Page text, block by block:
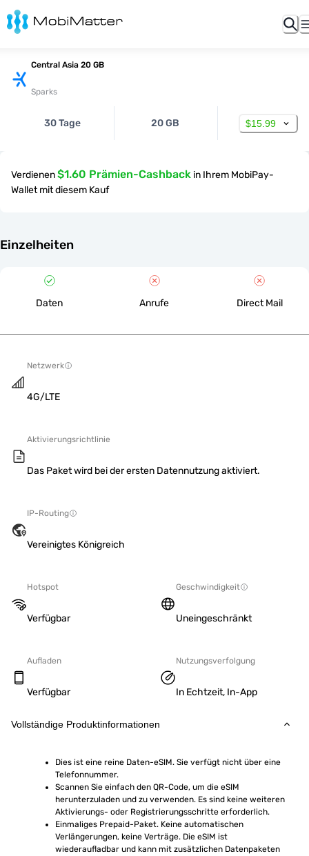
Central Asia 20 GB
Sparks
30 Tage 20 GB $15.99
Verdienen$1.60 Prämien-Cashback in Ihrem MobiPay-
Wallet mit diesem Kauf
Einzelheiten
Daten Anrufe Direct Mail
Netzwerk
4G/LTE
Aktivierungsrichtlinie
Das Paket wird bei der ersten Datennutzung aktiviert.
IP-Routing
Vereinigtes Königreich
Hotspot
Verfügbar
Geschwindigkeit
Uneingeschränkt
Aufladen
Verfügbar
Nutzungsverfolgung
In Echtzeit, In-App
Vollständige Produktinformationen
Dies ist eine reine Daten-eSIM. Sie verfügt nicht über eine
Telefonnummer.
Scannen Sie einfach den QR-Code, um die eSIM
herunterzuladen und zu verwenden. Es sind keine weiteren
Aktivierungs- oder Registrierungsschritte erforderlich.
Einmaliges Prepaid-Paket. Keine automatischen
Verlängerungen, keine Verträge. Die eSIM ist
wiederaufladbar und kann mit zusätzlichen Datenpaketen